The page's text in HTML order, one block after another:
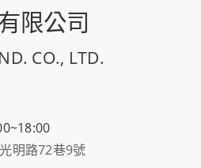
限公司
CO., LTD.
明路72巷9號